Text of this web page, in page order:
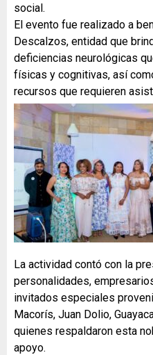
social.
El evento fue realizado a
Descalzos, entidad que
deficiencias neurológicas
físicas y cognitivas, así
recursos que requieren
La actividad contó con la
personalidades,
invitados especiales
Macorís, Juan Dolio,
quienes respaldaron esta
apoyo.